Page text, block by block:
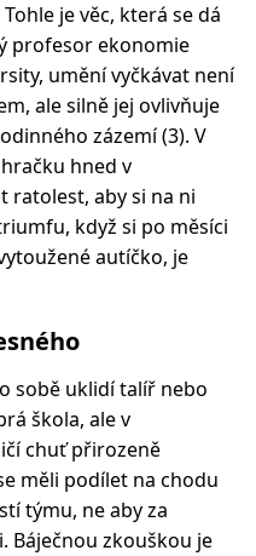
je věc, která se dá
profesor ekonomie
umění vyčkávat není
ale silně jej ovlivňuje
zázemí (3). V
hned v
ratolest, aby si na ni
když si po měsíci
autíčko, je
sobě uklidí talíř nebo
škola, ale v
chuť přirozeně
měli podílet na chodu
týmu, ne aby za
Báječnou zkouškou je